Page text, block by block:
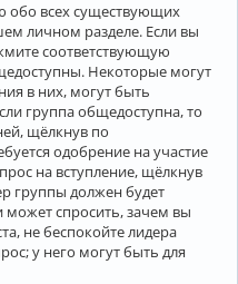
всех существующих
личном разделе. Если вы
соответствующую
Некоторые могут
в них, могут быть
группа общедоступна, то
щёлкнув по
одобрение на участие
на вступление, щёлкнув
группы должен будет
может спросить, зачем вы
не беспокойте лидера
у него могут быть для